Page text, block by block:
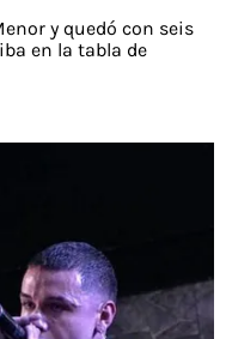
y quedó con seis
en la tabla de